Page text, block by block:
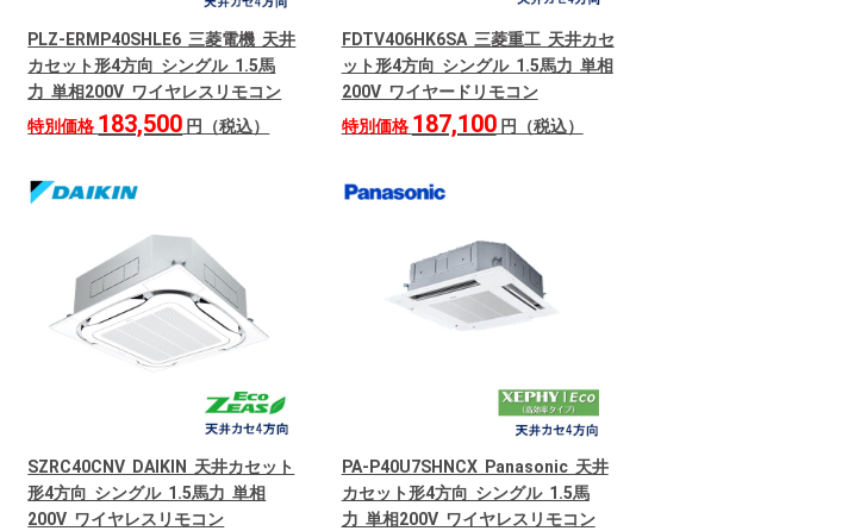
PLZ-ERMP40SHLE6 三菱電機 天井
カセット形4方向 シングル 1.5馬
力 単相200V ワイヤレスリモコン
特別価格 183,500 円（税込）
FDTV406HK6SA 三菱重工 天井カセ
ット形4方向 シングル 1.5馬力 単相
200V ワイヤードリモコン
特別価格 187,100円（税込）
SZRC40CNV DAIKIN 天井カセット
形4方向 シングル 1.5馬力 単相
200V ワイヤレスリモコン
PA-P40U7SHNCX Panasonic 天井
カセット形4方向 シングル 1.5馬
力 単相200V ワイヤレスリモコン